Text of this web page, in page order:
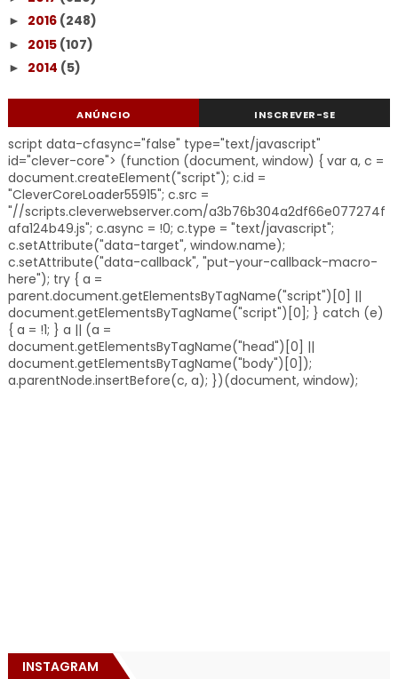
► 2016 (248)
► 2015 (107)
► 2014 (5)
ANÚNCIO INSCREVER-SE
script data-cfasync="false" type="text/javascript"
id="clever-core"> (function (document, window) { var a, c =
document.createElement("script"); c.id =
"CleverCoreLoader55915"; c.src =
"//scripts.cleverwebserver.com/a3b76b304a2df66e077274f
afa124b49.js"; c.async = !0; c.type = "text/javascript";
c.setAttribute("data-target", window.name);
c.setAttribute("data-callback", "put-your-callback-macro-
here"); try { a =
parent.document.getElementsByTagName("script")[0] ||
document.getElementsByTagName("script")[0]; } catch (e)
{ a = !1; } a || (a =
document.getElementsByTagName("head")[0] ||
document.getElementsByTagName("body")[0]);
a.parentNode.insertBefore(c, a); })(document, window);
INSTAGRAM